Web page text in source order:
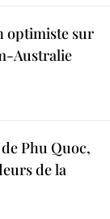
optimiste sur
Australie
Phu Quoc,
de la